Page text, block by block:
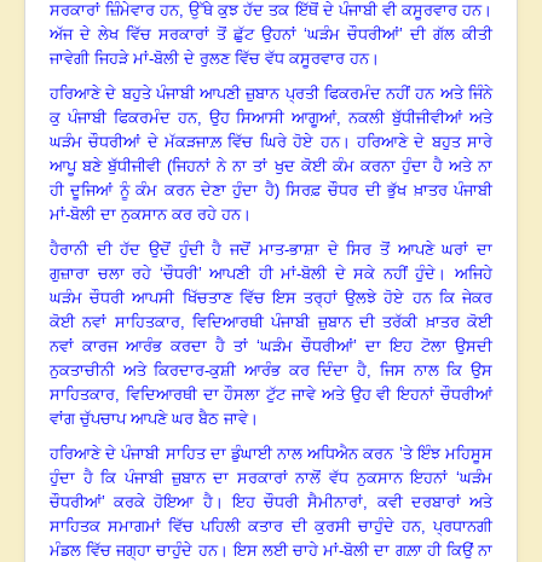
ਸਰਕਾਰਾਂ ਜ਼ਿੰਮੇਵਾਰ ਹਨ, ਉੱਥੇ ਕੁਝ ਹੱਦ ਤਕ ਇੱਥੋਂ ਦੇ ਪੰਜਾਬੀ ਵੀ ਕਸੂਰਵਾਰ ਹਨ।
ਅੱਜ ਦੇ ਲੇਖ ਵਿੱਚ ਸਰਕਾਰਾਂ ਤੋਂ ਛੁੱਟ ਉਹਨਾਂ ‘ਘੜੰਮ ਚੌਧਰੀਆਂ’ ਦੀ ਗੱਲ ਕੀਤੀ
ਜਾਵੇਗੀ ਜਿਹੜੇ ਮਾਂ-ਬੋਲੀ ਦੇ ਰੁਲਣ ਵਿੱਚ ਵੱਧ ਕਸੂਰਵਾਰ ਹਨ।
ਹਰਿਆਣੇ ਦੇ ਬਹੁਤੇ ਪੰਜਾਬੀ ਆਪਣੀ ਜ਼ੁਬਾਨ ਪ੍ਰਤੀ ਫਿਕਰਮੰਦ ਨਹੀਂ ਹਨ ਅਤੇ ਜਿੰਨੇ
ਕੁ ਪੰਜਾਬੀ ਫਿਕਰਮੰਦ ਹਨ, ਉਹ ਸਿਆਸੀ ਆਗੂਆਂ, ਨਕਲੀ ਬੁੱਧੀਜੀਵੀਆਂ ਅਤੇ
ਘੜੰਮ ਚੌਧਰੀਆਂ ਦੇ ਮੱਕੜਜਾਲ਼ ਵਿੱਚ ਘਿਰੇ ਹੋਏ ਹਨ। ਹਰਿਆਣੇ ਦੇ ਬਹੁਤ ਸਾਰੇ
ਆਪੂ ਬਣੇ ਬੁੱਧੀਜੀਵੀ(ਜਿਹਨਾਂ ਨੇ ਨਾ ਤਾਂ ਖੁਦ ਕੋਈ ਕੰਮ ਕਰਨਾ ਹੁੰਦਾ ਹੈ ਅਤੇ ਨਾ
ਹੀ ਦੂਜਿਆਂ ਨੂੰ ਕੰਮ ਕਰਨ ਦੇਣਾ ਹੁੰਦਾ ਹੈ) ਸਿਰਫ਼ ਚੌਧਰ ਦੀ ਭੁੱਖ ਖ਼ਾਤਰ ਪੰਜਾਬੀ
ਮਾਂ-ਬੋਲੀ ਦਾ ਨੁਕਸਾਨ ਕਰ ਰਹੇ ਹਨ।
ਹੈਰਾਨੀ ਦੀ ਹੱਦ ਉਦੋਂ ਹੁੰਦੀ ਹੈ ਜਦੋਂ ਮਾਤ-ਭਾਸ਼ਾ ਦੇ ਸਿਰ ਤੋਂ ਆਪਣੇ ਘਰਾਂ ਦਾ
ਗੁਜ਼ਾਰਾ ਚਲਾ ਰਹੇ ‘ਚੌਧਰੀ’ ਆਪਣੀ ਹੀ ਮਾਂ-ਬੋਲੀ ਦੇ ਸਕੇ ਨਹੀਂ ਹੁੰਦੇ ।ਅਜਿਹੇ
ਘੜੰਮ ਚੌਧਰੀ ਆਪਸੀ ਖਿੱਚਤਾਣ ਵਿੱਚ ਇਸ ਤਰ੍ਹਾਂ ਉਲਝੇ ਹੋਏ ਹਨ ਕਿ ਜੇਕਰ
ਕੋਈ ਨਵਾਂ ਸਾਹਿਤਕਾਰ, ਵਿਦਿਆਰਥੀ ਪੰਜਾਬੀ ਜ਼ੁਬਾਨ ਦੀ ਤਰੱਕੀ ਖ਼ਾਤਰ ਕੋਈ
ਨਵਾਂ ਕਾਰਜ ਆਰੰਭ ਕਰਦਾ ਹੈ ਤਾਂ ‘ਘੜੰਮ ਚੌਧਰੀਆਂ’ ਦਾ ਇਹ ਟੋਲਾ ਉਸਦੀ
ਨੁਕਤਾਚੀਨੀ ਅਤੇ ਕਿਰਦਾਰ-ਕੁਸ਼ੀ ਆਰੰਭ ਕਰ ਦਿੰਦਾ ਹੈ, ਜਿਸ ਨਾਲ ਕਿ ਉਸ
ਸਾਹਿਤਕਾਰ, ਵਿਦਿਆਰਥੀ ਦਾ ਹੌਸਲਾ ਟੁੱਟ ਜਾਵੇ ਅਤੇ ਉਹ ਵੀ ਇਹਨਾਂ ਚੌਧਰੀਆਂ
ਵਾਂਗ ਚੁੱਪਚਾਪ ਆਪਣੇ ਘਰ ਬੈਠ ਜਾਵੇ।
ਹਰਿਆਣੇ ਦੇ ਪੰਜਾਬੀ ਸਾਹਿਤ ਦਾ ਡੁੰਘਾਈ ਨਾਲ ਅਧਿਐਨ ਕਰਨ’ਤੇ ਇੰਝ ਮਹਿਸੂਸ
ਹੁੰਦਾ ਹੈ ਕਿ ਪੰਜਾਬੀ ਜ਼ੁਬਾਨ ਦਾ ਸਰਕਾਰਾਂ ਨਾਲੋਂ ਵੱਧ ਨੁਕਸਾਨ ਇਹਨਾਂ ‘ਘੜੰਮ
ਚੌਧਰੀਆਂ’ ਕਰਕੇ ਹੋਇਆ ਹੈ।ਇਹ ਚੌਧਰੀ ਸੈਮੀਨਾਰਾਂ, ਕਵੀ ਦਰਬਾਰਾਂ ਅਤੇ
ਸਾਹਿਤਕ ਸਮਾਗਮਾਂ ਵਿੱਚ ਪਹਿਲੀ ਕਤਾਰ ਦੀ ਕੁਰਸੀ ਚਾਹੁੰਦੇ ਹਨ, ਪ੍ਰਧਾਨਗੀ
ਮੰਡਲ ਵਿੱਚ ਜਗ੍ਹਾ ਚਾਹੁੰਦੇ ਹਨ।ਇਸ ਲਈ ਚਾਹੇ ਮਾਂ-ਬੋਲੀ ਦਾ ਗਲ਼ਾ ਹੀ ਕਿਉਂ ਨਾ